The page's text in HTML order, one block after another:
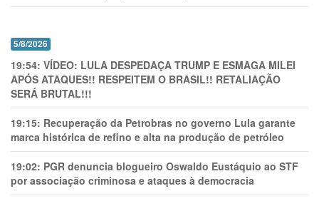
5/8/2026
19:54: VÍDEO: LULA DESPEDAÇA TRUMP E ESMAGA MILEI
APÓS ATAQUES!! RESPEITEM O BRASIL!! RETALIAÇÃO
SERÁ BRUTAL!!!
19:15: Recuperação da Petrobras no governo Lula garante
marca histórica de refino e alta na produção de petróleo
19:02: PGR denuncia blogueiro Oswaldo Eustáquio ao STF
por associação criminosa e ataques à democracia